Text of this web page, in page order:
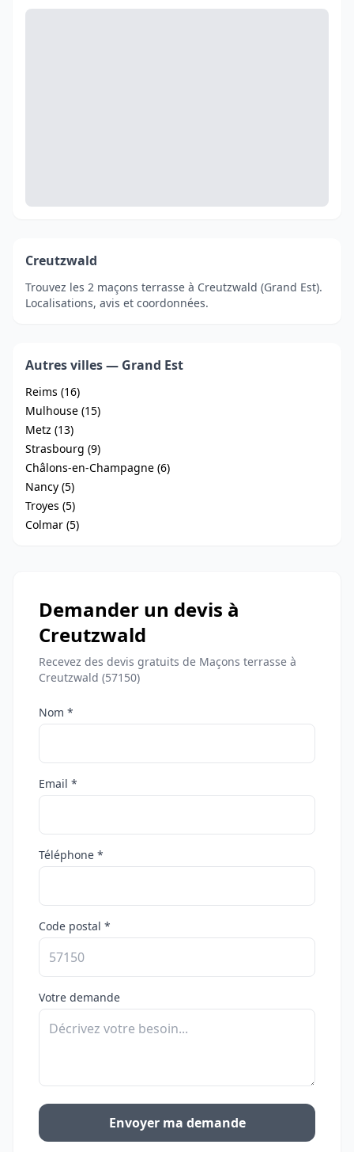
Creutzwald
Trouvez les 2 maçons terrasse à Creutzwald (Grand Est).
Localisations, avis et coordonnées.
Autres villes — Grand Est
Reims (16)
Mulhouse (15)
Metz (13)
Strasbourg (9)
Châlons-en-Champagne (6)
Nancy (5)
Troyes (5)
Colmar (5)
Demander un devis à
Creutzwald
Recevez des devis gratuits de Maçons terrasse à
Creutzwald (57150)
Nom *
Email *
Téléphone *
Code postal *
Votre demande
Envoyer ma demande